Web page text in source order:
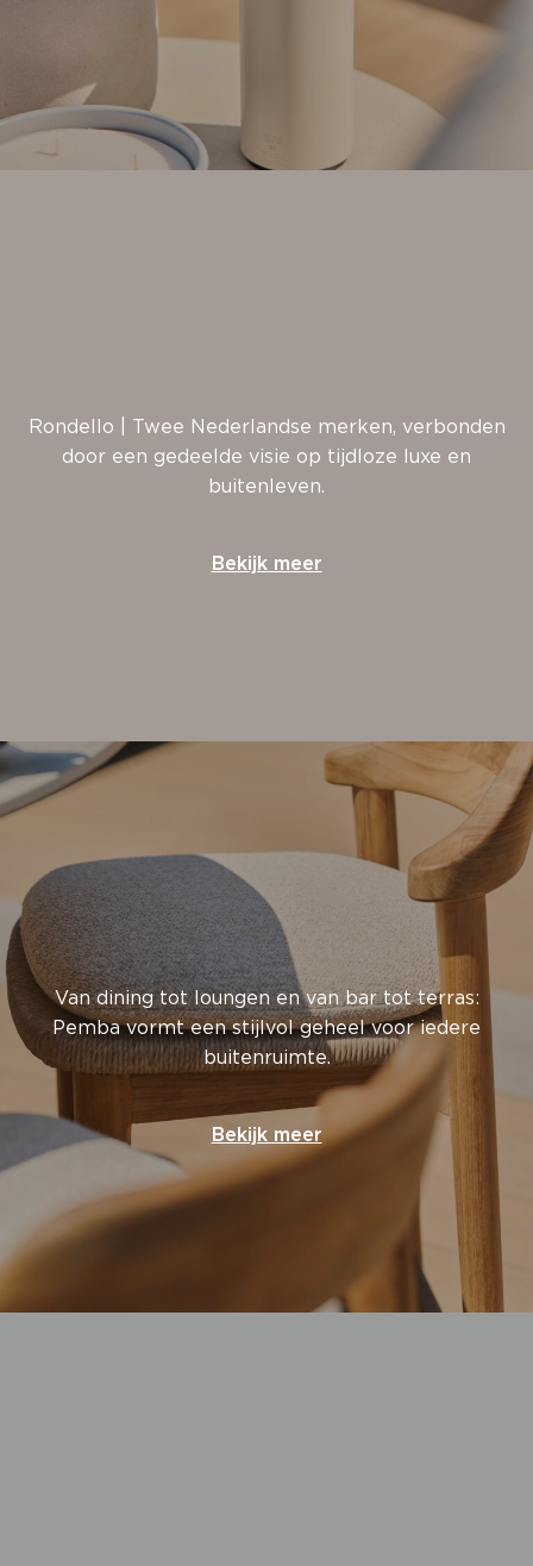
Rondello | Twee Nederlandse merken, verbonden
door een gedeelde visie op tijdloze luxe en
buitenleven.
Bekijk meer
Van dining tot loungen en van bar tot terras:
Pemba vormt een stijlvol geheel voor iedere
buitenruimte.
Bekijk meer